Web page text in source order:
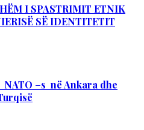
I SPASTRIMIT ETNIK
SË IDENTITETIT
–s në Ankara dhe